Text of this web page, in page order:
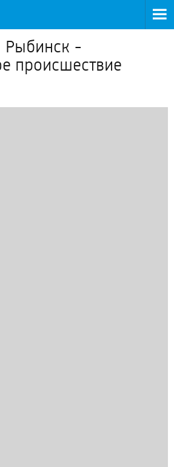
Рыбинск -
происшествие